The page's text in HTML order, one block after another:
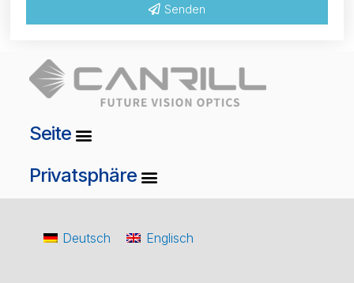
Senden
Seite
Privatsphäre
Deutsch Englisch